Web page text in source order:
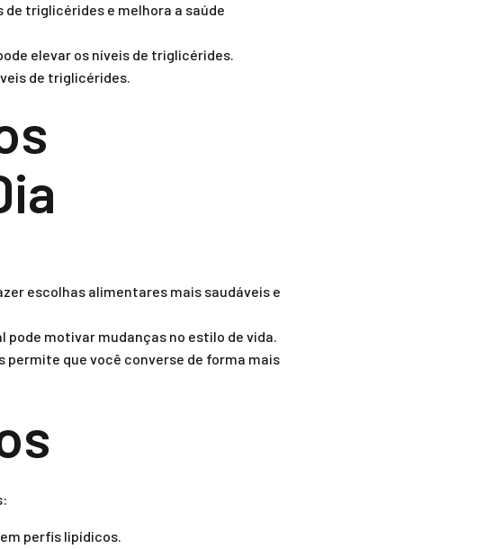
triglicérides e melhora a saúde
elevar os níveis de triglicérides.
de triglicérides.
escolhas alimentares mais saudáveis e
motivar mudanças no estilo de vida.
que você converse de forma mais
perfis lipídicos.